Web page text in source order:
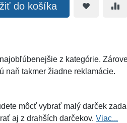
do košíka
z kategórie.
naň takmer žiadne reklamácie.
môcť vybrať malý darček
aj z drahších darčekov. Viac...